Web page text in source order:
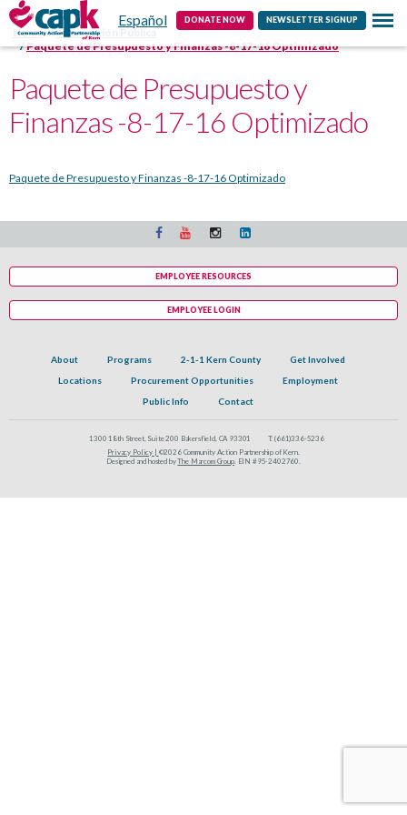
Español DONATE NOW NEWSLETTER SIGNUP
Contact
Home
Información Pública
Paquete de Presupuesto y Finanzas -8-17-16 Optimizado
Paquete de Presupuesto y
Finanzas -8-17-16 Optimizado
Paquete de Presupuesto y Finanzas -8-17-16 Optimizado
About Programs 2-1-1 Kern County
Get Involved
Locations
Procurement Opportunities
Employment
Public Info
Contact
1300 18th Street, Suite 200 Bakersfield, CA 93301 T: (661)336-5236
Privacy Policy | ©2026 Community Action Partnership of Kern.
Designed and hosted byThe Marcom Group. EIN #95-2402760.
EMPLOYEE RESOURCES
EMPLOYEE LOGIN